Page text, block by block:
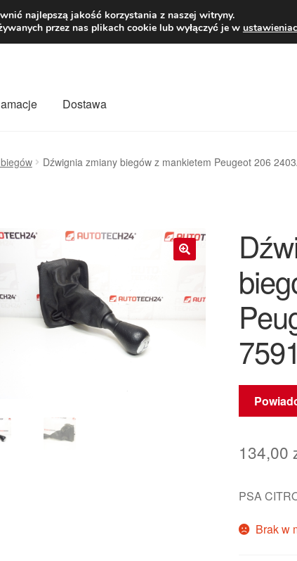
zł Pn.-
Dostawa
Dźwignia zmiany biegów z mankietem Peugeot 206
134,00
PSA
Brak w
najlepszą jakość korzystania z naszej witryny.
przez nas plikach cookie lub wyłączyć je w